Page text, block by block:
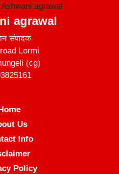
agrawal
संपादक
Lormi
(cg)
Home
Us
Info
Policy